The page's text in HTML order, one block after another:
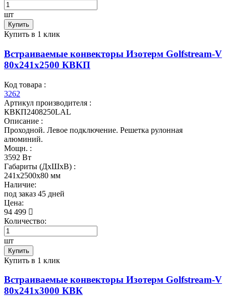
шт
Купить
Купить в 1 клик
Встраиваемые конвекторы Изотерм Golfstream-V
80x241x2500 КВКП
Код товара :
3262
Артикул производителя :
КВКП2408250LAL
Описание :
Проходной. Левое подключение. Решетка рулонная
алюминий.
Мощн. :
3592 Вт
Габариты (ДхШхВ) :
241x2500x80 мм
Наличие:
под заказ 45 дней
Цена:
94 499
Количество:
шт
Купить
Купить в 1 клик
Встраиваемые конвекторы Изотерм Golfstream-V
80x241x3000 КВК